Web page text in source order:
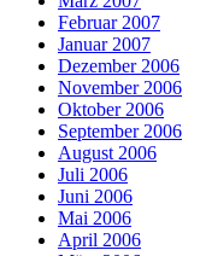
Februar 2007
Januar 2007
Dezember 2006
November 2006
Oktober 2006
September 2006
August 2006
Juli 2006
Juni 2006
Mai 2006
April 2006